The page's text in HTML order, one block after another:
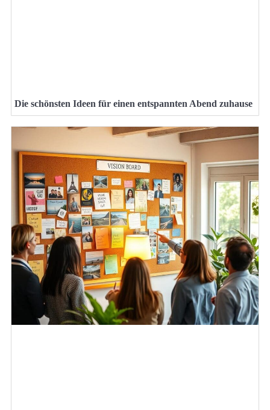
Die schönsten Ideen für einen entspannten Abend zuhause